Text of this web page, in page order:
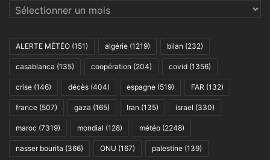
Archives
ALERTE MÉTÉO (151) algérie (1219) bilan (232)
casablanca (135) coopération (204) covid (1356)
crise (146) décès (404) espagne (519) FAR (132)
france (507) gaza (165) Iran (135) israel (330)
maroc (7319) mondial (128) météo (2248)
nasser bourita (366) ONU (167) palestine (139)